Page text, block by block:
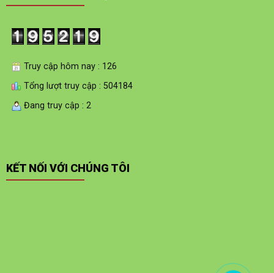
Truy cập hôm nay : 126
Tổng lượt truy cập : 504184
Đang truy cập : 2
KẾT NỐI VỚI CHÚNG TÔI